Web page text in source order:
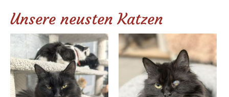
Unsere neusten Katzen